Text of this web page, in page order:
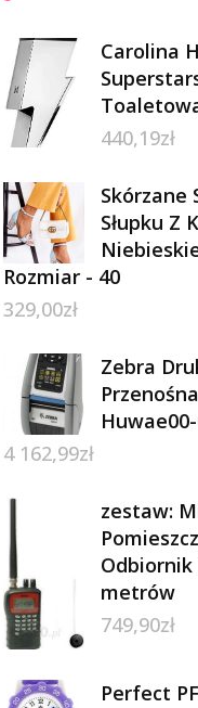
Carolina
440,19zł
Skórzane
Słupku Z
Rozmiar - 40
329,00zł
Zebra
4 162,99zł
zestaw:
Odbiornik
metrów
749,90zł
Perfect